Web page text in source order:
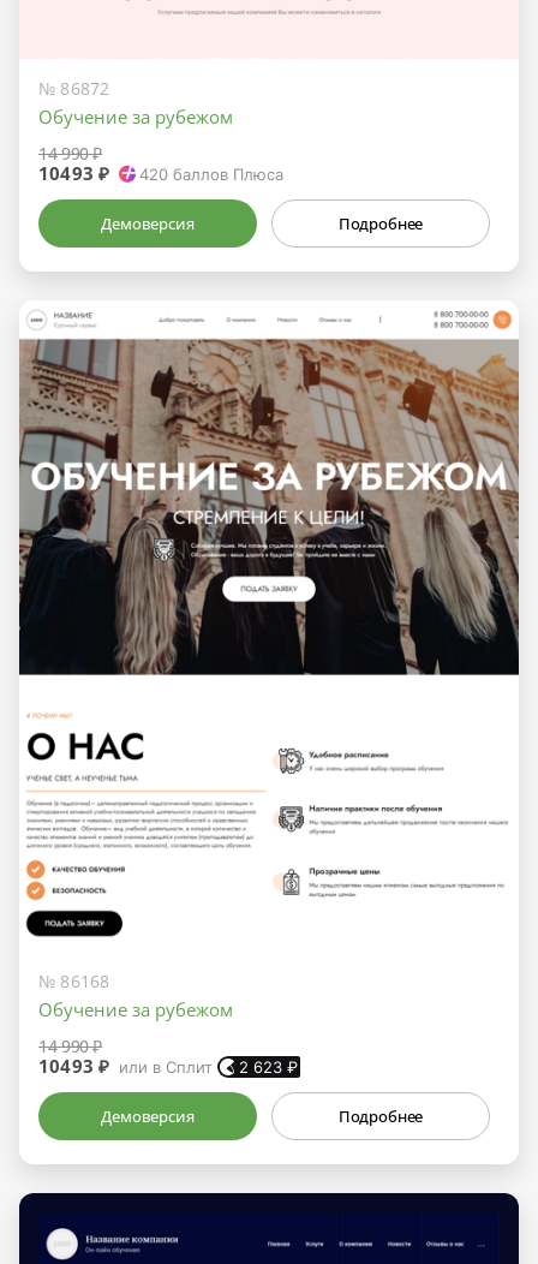
№ 86872
Обучение за рубежом
14 990 ₽
10493 ₽ 420 баллов Плюса
Демоверсия Подробнее
№ 86168
Обучение за рубежом
14 990 ₽
10493 ₽ или в Сплит 2 623 ₽
Демоверсия Подробнее